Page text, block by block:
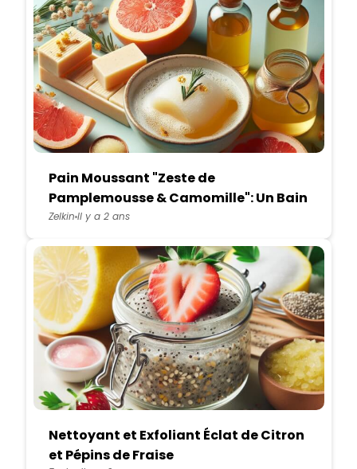
Pain Moussant "Zeste de
Pamplemousse & Camomille": Un Bain
d'Energie Douce
Zelkin Il y a 2 ans
Nettoyant et Exfoliant Éclat de Citron
et Pépins de Fraise